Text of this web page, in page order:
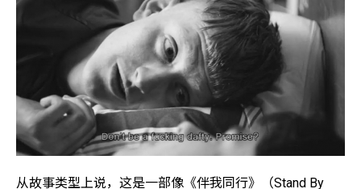
从故事类型上说，这是一部像《伴我同行》（Stand By